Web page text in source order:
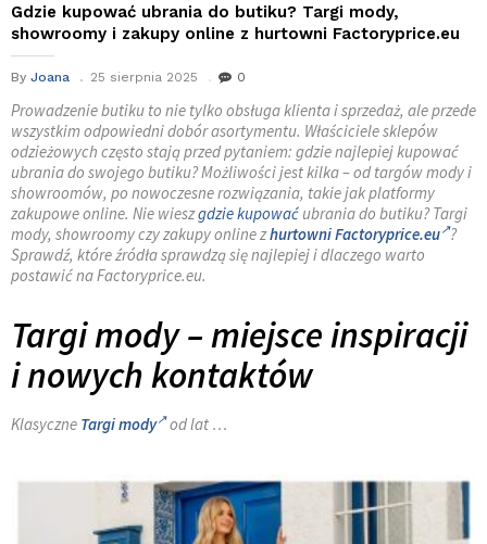
Gdzie kupować ubrania do butiku? Targi mody,
showroomy i zakupy online z hurtowni Factoryprice.eu
By Joana 25 sierpnia 2025 0
Prowadzenie butiku to nie tylko obsługa klienta i sprzedaż, ale przede
wszystkim odpowiedni dobór asortymentu. Właściciele sklepów
odzieżowych często stają przed pytaniem: gdzie najlepiej kupować
ubrania do swojego butiku? Możliwości jest kilka – od targów mody i
showroomów, po nowoczesne rozwiązania, takie jak platformy
zakupowe online. Nie wieszgdzie kupować ubrania do butiku? Targi
mody, showroomy czy zakupy online zhurtowni Factoryprice.eu ?
Sprawdź, które źródła sprawdzą się najlepiej i dlaczego warto
postawić na Factoryprice.eu.
Targi mody – miejsce inspiracji
i nowych kontaktów
Klasyczne Targi mody od lat …